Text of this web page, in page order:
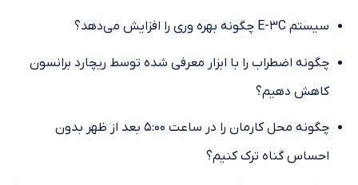
سیستم E-3C چگونه بهره‏ وری را افزایش می‌‏دهد؟
چگونه اضطراب را با ابزار معرفی‌‏ شده توسط ریچارد برانسون
کاهش دهیم؟
چگونه محل‏ کارمان را در ساعت ۵:۰۰ بعد از ظهر بدون
احساس گناه ترک کنیم؟